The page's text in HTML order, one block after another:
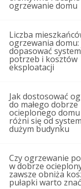
ogrzewanie domu
Liczba
ogrzewania domu:
dopasować
potrzeb i kosztów
eksploatacji
Jak dostosować
do małego dobrze
ocieplonego
różni się od
dużym budynku
Czy ogrzewanie
w dobrze
zawsze obniża
pułapki warto